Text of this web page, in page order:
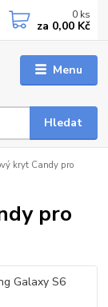
Menu
Hledat
0 ks
za 0,00 Kč
kryt Candy pro
pro